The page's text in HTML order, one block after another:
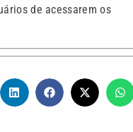
de acessarem os